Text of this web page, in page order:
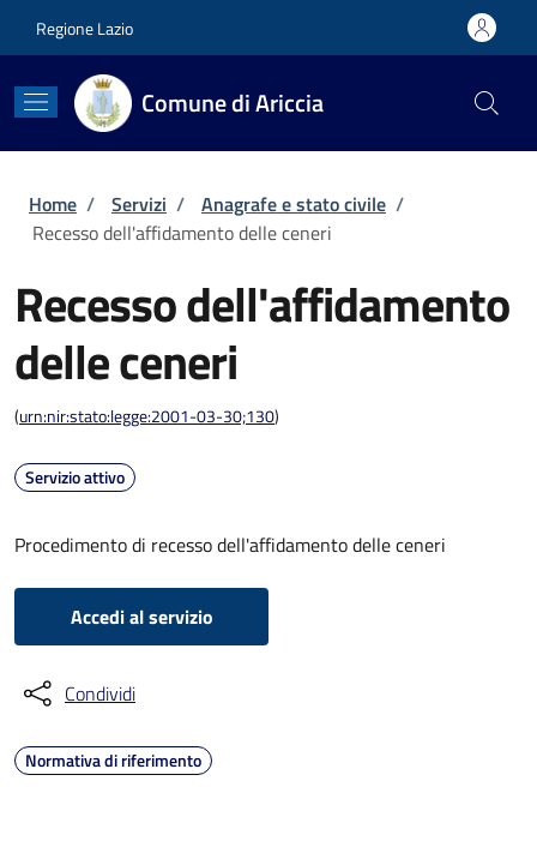
Regione Lazio
Comune di Ariccia
Briciole di pane
Home / Servizi / Anagrafe e stato civile /
Recesso dell'affidamento delle ceneri
Recesso dell'affidamento
delle ceneri
(urn:nir:stato:legge:2001-03-30;130)
Servizio attivo
Procedimento di recesso dell'affidamento delle ceneri
Accedi al servizio
Condividi
Normativa di riferimento